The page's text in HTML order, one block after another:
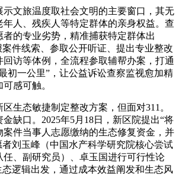
文旅温度取社会文明的主要窗口，其无
人、残疾人等特定群体的亲身权益。查
的专业劣势，精准捕获特定群体出
案件线索、参取公开听证、提出专业整改
访等体例，全流程参取辅帮办案，打通
初一公里”，让公益诉讼查察监视愈加精
感可触。
态敏捷制定整改方案，但面对311。
缺口。2025年5月18日，新区院提出“将
案件当事人志愿缴纳的生态修复资金，并
者刘玉峰（中国水产科学研究院核心尝试
任、副研究员）、卓玉国进行可行性论
态逻辑出发，通过成本效益阐发和生态风